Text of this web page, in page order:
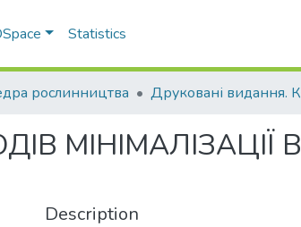
Statistics
рослинництва
МІНІМАЛІЗАЦІЇ
Description